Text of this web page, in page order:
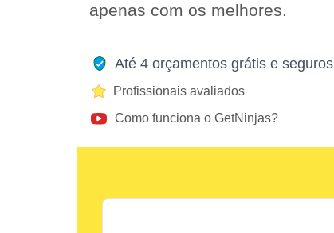
apenas com os melhores.
Até 4 orçamentos grátis e seguros
Profissionais avaliados
Como funciona o GetNinjas?